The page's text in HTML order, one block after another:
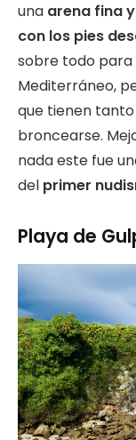
una arena fina
con los pies
sobre todo
Mediterráneo,
que tienen
broncearse.
nada este fue
del primer
Playa de